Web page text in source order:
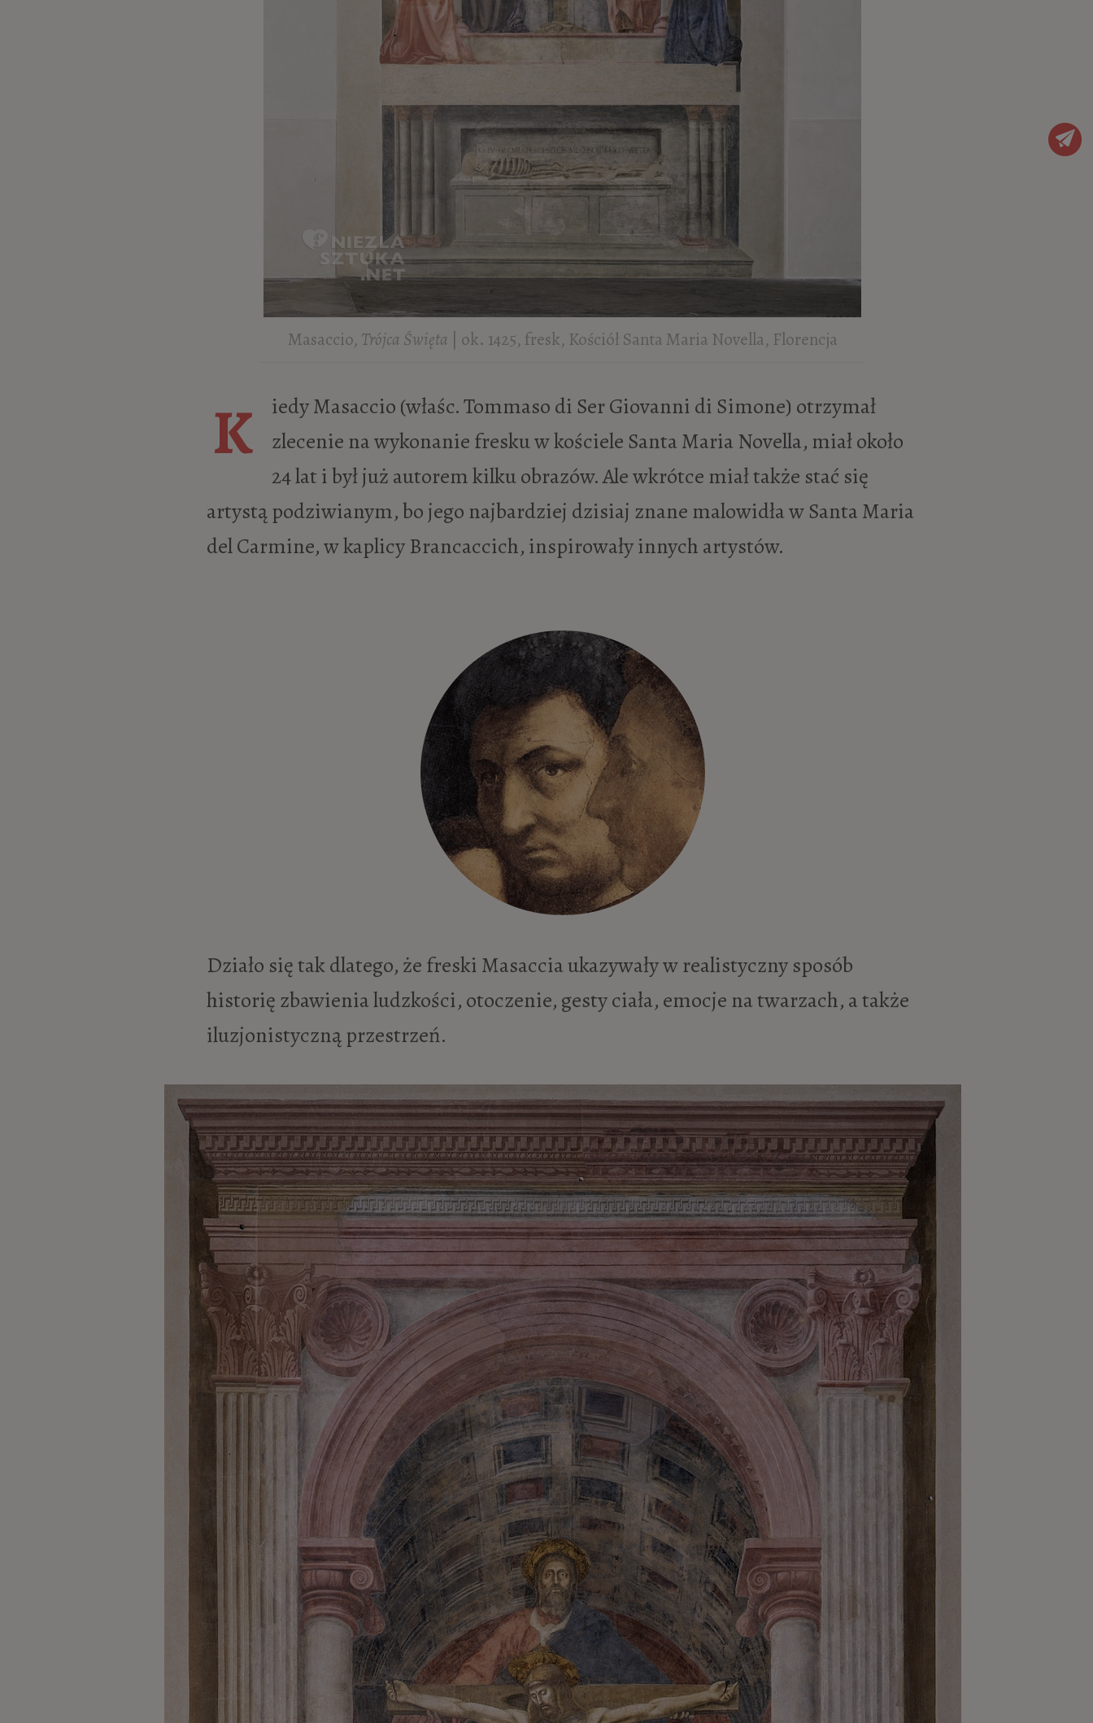
Masaccio, Trójca Święta | ok. 1425, fresk, Kościół Santa Maria Novella, Florencja
Kiedy Masaccio (właśc. Tommaso di Ser Giovanni di Simone) otrzymał
zlecenie na wykonanie fresku w kościele Santa Maria Novella, miał około
24 lat i był już autorem kilku obrazów. Ale wkrótce miał także stać się
artystą podziwianym, bo jego najbardziej dzisiaj znane malowidła w Santa Maria
del Carmine, w kaplicy Brancaccich, inspirowały innych artystów.
Działo się tak dlatego, że freski Masaccia ukazywały w realistyczny sposób
historię zbawienia ludzkości, otoczenie, gesty ciała, emocje na twarzach, a także
iluzjonistyczną przestrzeń.